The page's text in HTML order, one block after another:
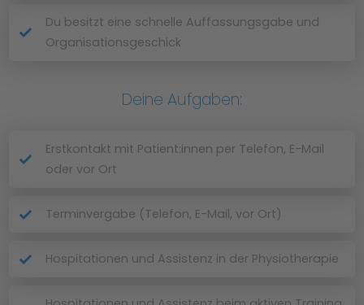
Du besitzt eine schnelle Auffassungsgabe und
Organisationsgeschick
Deine Aufgaben:
Erstkontakt mit Patient:innen per Telefon, E-Mail
oder vor Ort
Terminvergabe (Telefon, E-Mail, vor Ort)
Hospitationen und Assistenz in der Physiotherapie